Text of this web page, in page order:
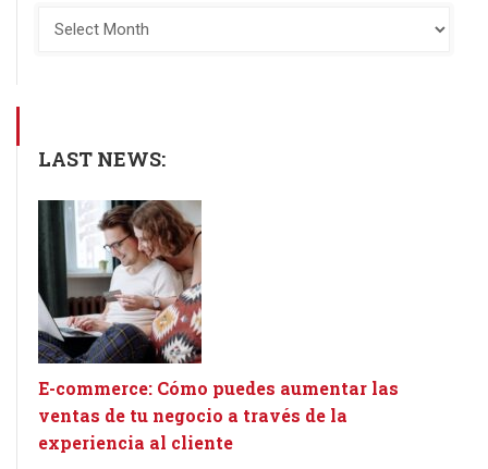
LAST NEWS:
E-commerce: Cómo puedes aumentar las
ventas de tu negocio a través de la
experiencia al cliente